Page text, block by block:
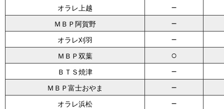
オラレ上越 －
ＭＢＰ阿賀野 －
オラレ刈羽 －
ＭＢＰ双葉 ○
ＢＴＳ焼津 －
ＭＢＰ富士おやま －
オラレ浜松 －